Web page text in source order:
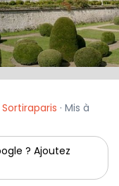
· Mis à
? Ajoutez